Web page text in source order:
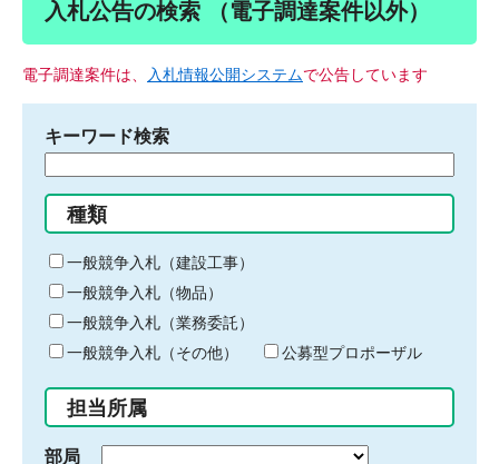
入札公告の検索 （電子調達案件以外）
電子調達案件は、 入札情報公開システムで公告しています
キーワード検索
る
キ
ー
ワ
ー
ド
入
力
種類
一般競争入札（建設工事）
一般競争入札（物品）
一般競争入札（業務委託）
一般競争入札（その他）
公募型プロポーザル
担当所属
部局